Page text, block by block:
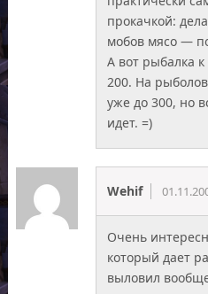
прокачкой:
мобов мясо —
А вот рыбалка
200. На
уже до 300, но
идет. =)
Wehif
Очень
который дает
выловил